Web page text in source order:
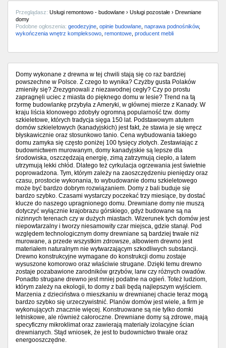
Przeglądasz: Usługi remontowo - budowlane › Usługi pozostałe › Drewniane
domy
Podobne ogłoszenia: geodezyjne opinie budowlane naprawa podnośników,
wykończenia wnętrz kompleksowo remontowe producent mebli
Domy wykonane z drewna w tej chwili stają się co raz bardziej
powszechne w Polsce. Z czego to wynika? Czyżby gusta Polaków
zmieniły się? Zrezygnowali z niezawodnej cegły? Czy po prostu
zapragnęli uciec z miasta do pięknego domu w lesie? Trend na tą
formę budowlankę przybyła z Ameryki, w głównej mierze z Kanady. W
kraju liścia klonowego zdobyły ogromną popularność tzw. domy
szkieletowe, których tradycja sięga 150 lat. Podstawowym atutem
domów szkieletowych (kanadyjskich) jest fakt, że stawia je się wręcz
błyskawicznie oraz stosunkowo tanio. Cena wybudowania takiego
domu zamyka się często poniżej 100 tysięcy złotych. Zestawiając z
budownictwem murowanym, domy kanadyjskie są lepsze dla
środowiska, oszczędzają energię, zimą zatrzymują ciepło, a latem
utrzymują lekki chłód. Dlatego też cyrkulacja ogrzewania jest świetnie
poprowadzona. Tym, którym zależy na zaoszczędzeniu pieniędzy oraz
czasu, prostocie wykonania, to wybudowanie domu szkieletowego
może być bardzo dobrym rozwiązaniem. Domy z bali buduje się
bardzo szybko. Czasami wystarczy poczekać trzy miesiące, by dostać
klucze do naszego upragnionego domu. Drewniane domy nie muszą
dotyczyć wyłącznie krajobrazu górskiego, gdyż budowane są na
nizinnych terenach czy w dużych miastach. Wizerunek tych domów jest
niepowtarzalny i tworzy niesamowity czar miejsca, gdzie stanął. Pod
względem technologicznym domy drewniane są bardziej trwałe niż
murowane, a przede wszystkim zdrowsze, albowiem drewno jest
materiałem naturalnym nie wytwarzającym szkodliwych substancji.
Drewno konstrukcyjne wymagane do konstrukcji domu zostaje
wysuszone komorowo oraz właściwie strugane. Dzięki temu drewno
zostaje pozabawione zarodników grzybów, larw czy różnych owadów.
Ponadto strugane drewno jest mniej podatne na ogień. Toteż ludziom,
którym zależy na ekologii, to domy z bali będą najlepszym wyjściem.
Marzenia z dzieciństwa o mieszkaniu w drewnianej chacie teraz mogą
bardzo szybko się urzeczywistnić. Planów domów jest wiele, a firm je
wykonujących znacznie więcej. Konstruowane są nie tylko domki
letniskowe, ale również całoroczne. Drewniane domy są zdrowe, mają
specyficzny mikroklimat oraz zawierają materiały izolacyjne ścian
drewnianych. Stąd wniosek, że jest to budownictwo trwałe oraz
energooszczędne.